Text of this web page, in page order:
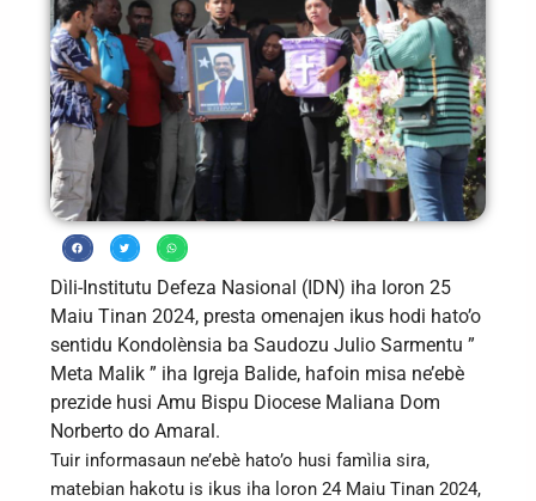
Dìli-Institutu Defeza Nasional (IDN) iha loron 25
Maiu Tinan 2024, presta omenajen ikus hodi hato’o
sentidu Kondolènsia ba Saudozu Julio Sarmentu ”
Meta Malik ” iha Igreja Balide, hafoin misa ne’ebè
prezide husi Amu Bispu Diocese Maliana Dom
Norberto do Amaral.
Tuir informasaun ne’ebè hato’o husi famìlia sira,
matebian hakotu is ikus iha loron 24 Maiu Tinan 2024,